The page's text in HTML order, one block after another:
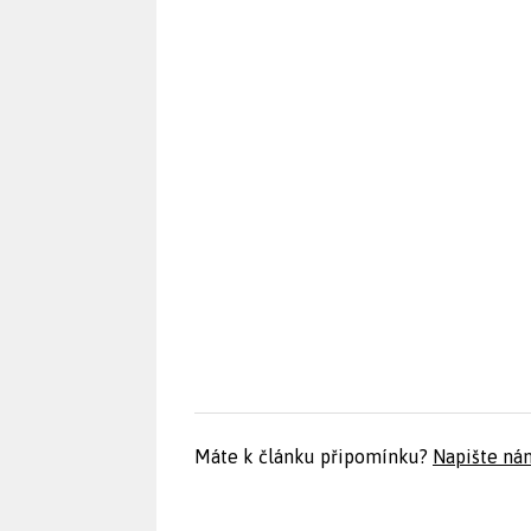
Máte k článku připomínku? Napište